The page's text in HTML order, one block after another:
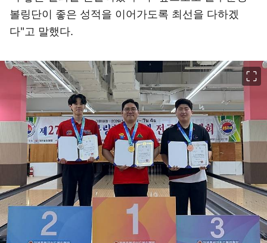
볼링단이 좋은 성적을 이어가도록 최선을 다하겠
다"고 말했다.